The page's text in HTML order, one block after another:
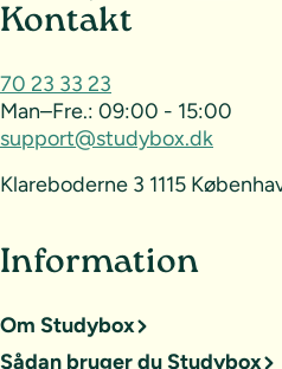
Sideoversigt og
Kontakt
70 23 33 23
Man–Fre.: 09:00 - 15:00
support@studybox.dk
Klareboderne 3 1115
Information
Om Studybox
Sådan bruger du Studybox